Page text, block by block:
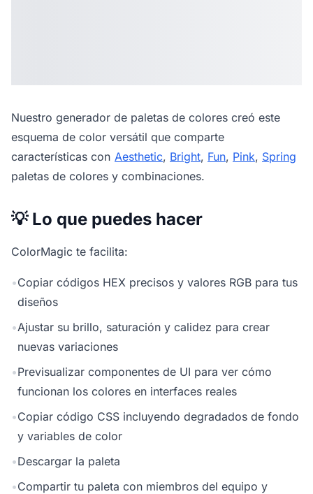
Nuestro generador de paletas de colores creó este
esquema de color versátil que comparte
características con Aesthetic, Bright, Fun, Pink, Spring
paletas de colores y combinaciones.
💡 Lo que puedes hacer
ColorMagic te facilita:
•Copiar códigos HEX precisos y valores RGB para tus
diseños
•Ajustar su brillo, saturación y calidez para crear
nuevas variaciones
•Previsualizar componentes de UI para ver cómo
funcionan los colores en interfaces reales
•Copiar código CSS incluyendo degradados de fondo
y variables de color
•Descargar la paleta
•Compartir tu paleta con miembros del equipo y